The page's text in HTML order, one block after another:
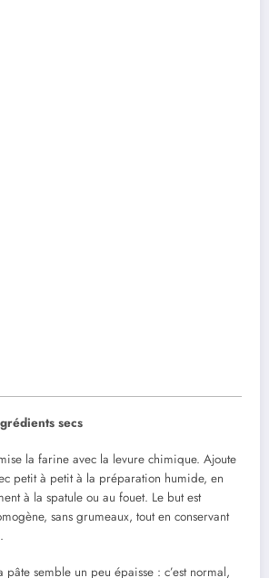
secs
la farine avec la levure chimique. Ajoute
petit à petit à la préparation humide, en
à la spatule ou au fouet. Le but est
sans grumeaux, tout en conservant
pâte semble un peu épaisse : c’est normal,